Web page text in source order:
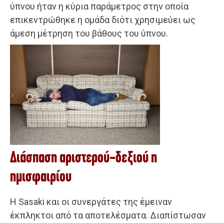
ύπνου ήταν η κύρια παράμετρος στην οποία
επικεντρώθηκε η ομάδα διότι χρησιμεύει ως
άμεση μέτρηση του βάθους του ύπνου.
Διάσπαση αριστερού-δεξιού η
ημισφαιρίου
Η Sasaki και οι συνεργάτες της έμειναν
έκπληκτοι από τα αποτελέσματα. Διαπίστωσαν